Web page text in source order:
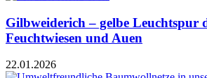
Gilbweiderich – gelbe Leuchtspur
Feuchtwiesen und Auen
22.01.2026